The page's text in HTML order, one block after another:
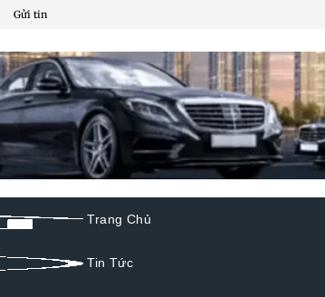
Gửi tin
Trang Chủ
Tin Tức